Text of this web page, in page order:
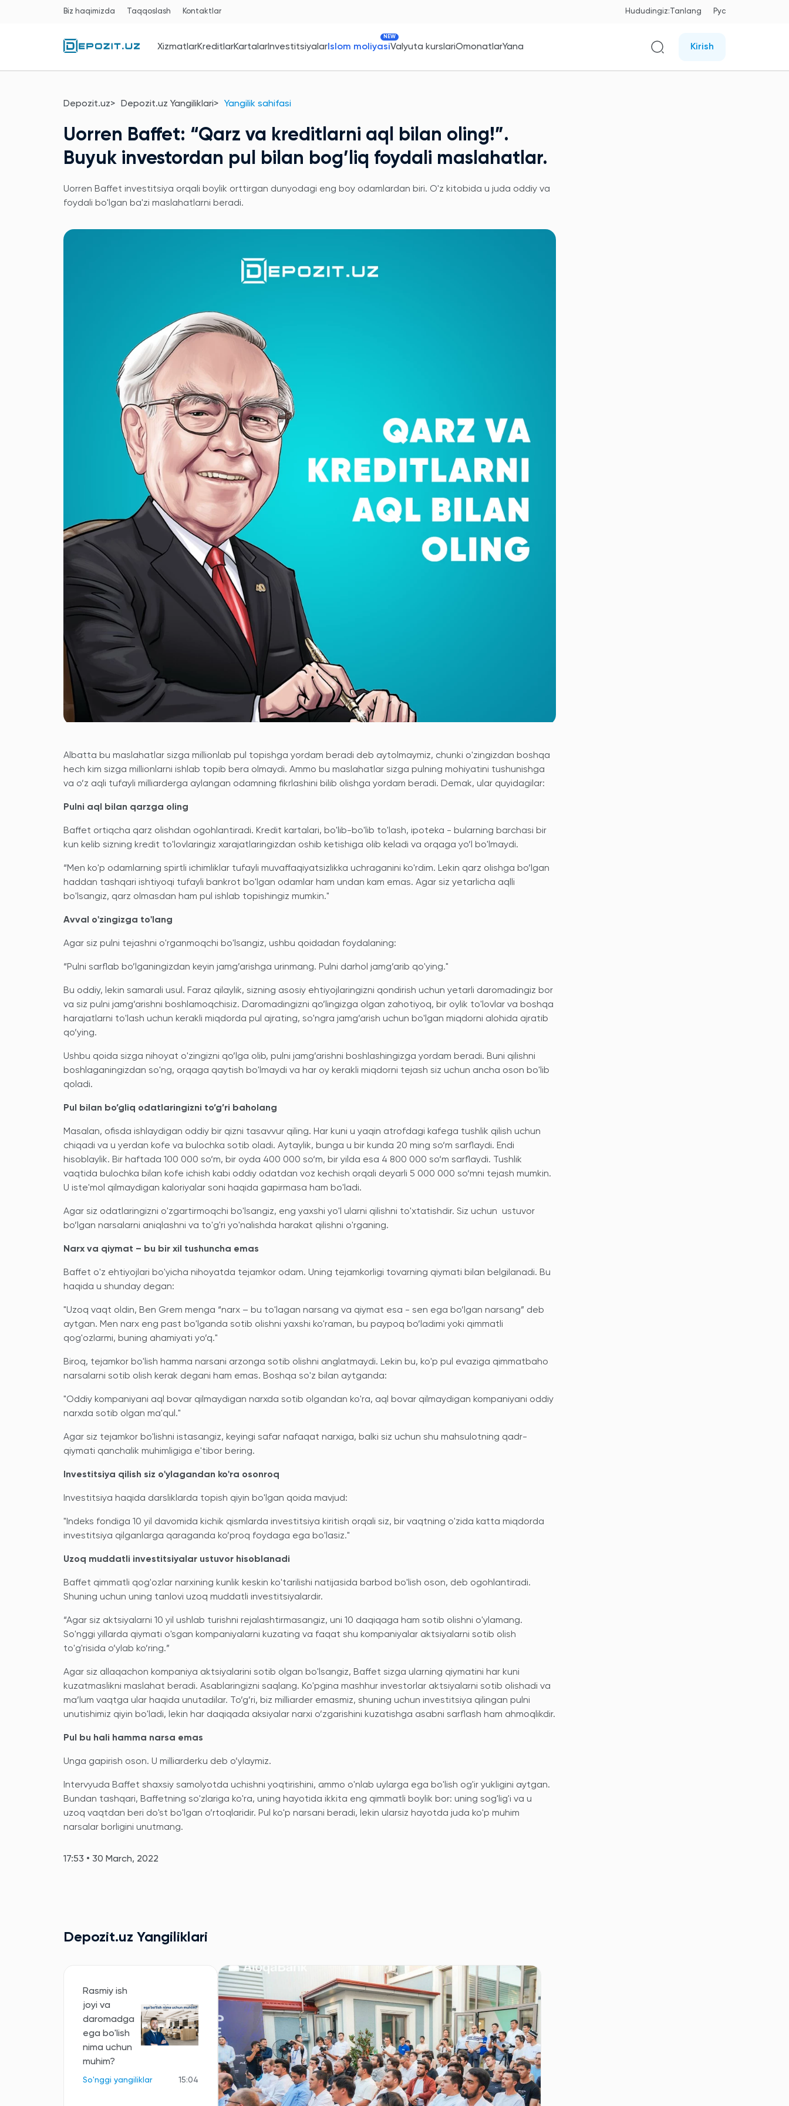
Biz haqimizda Taqqoslash Kontaktlar Hududingiz:Tanlang Рус
XizmatlarKreditlarKartalarInvestitsiyalarIslom moliyasi
NEW
Valyuta kurslariOmonatlarYana Kirish
Depozit.uz Depozit.uz Yangiliklari Yangilik sahifasi
Uorren Baffet: “Qarz va kreditlarni aql bilan oling!”.
Buyuk investordan pul bilan bog’liq foydali maslahatlar.
Uorren Baffet investitsiya orqali boylik orttirgan dunyodagi eng boy odamlardan biri. O'z kitobida u juda oddiy va
foydali bo'lgan ba'zi maslahatlarni beradi.
Albatta bu maslahatlar sizga millionlab pul topishga yordam beradi deb aytolmaymiz, chunki o'zingizdan boshqa
hech kim sizga millionlarni ishlab topib bera olmaydi. Ammo bu maslahatlar sizga pulning mohiyatini tushunishga
va o’z aqli tufayli milliarderga aylangan odamning fikrlashini bilib olishga yordam beradi. Demak, ular quyidagilar:
Pulni aql bilan qarzga oling
Baffet ortiqcha qarz olishdan ogohlantiradi. Kredit kartalari, bo'lib-bo'lib to'lash, ipoteka - bularning barchasi bir
kun kelib sizning kredit to'lovlaringiz xarajatlaringizdan oshib ketishiga olib keladi va orqaga yo’l bo'lmaydi.
“Men ko'p odamlarning spirtli ichimliklar tufayli muvaffaqiyatsizlikka uchraganini ko'rdim. Lekin qarz olishga bo’lgan
haddan tashqari ishtiyoqi tufayli bankrot bo'lgan odamlar ham undan kam emas. Agar siz yetarlicha aqlli
bo'lsangiz, qarz olmasdan ham pul ishlab topishingiz mumkin."
Avval o'zingizga to'lang
Agar siz pulni tejashni o'rganmoqchi bo'lsangiz, ushbu qoidadan foydalaning:
“Pulni sarflab bo’lganingizdan keyin jamg’arishga urinmang. Pulni darhol jamg’arib qo'ying."
Bu oddiy, lekin samarali usul. Faraz qilaylik, sizning asosiy ehtiyojlaringizni qondirish uchun yetarli daromadingiz bor
va siz pulni jamg’arishni boshlamoqchisiz. Daromadingizni qo’lingizga olgan zahotiyoq, bir oylik to'lovlar va boshqa
harajatlarni to'lash uchun kerakli miqdorda pul ajrating, so'ngra jamg’arish uchun bo'lgan miqdorni alohida ajratib
qo’ying.
Ushbu qoida sizga nihoyat o'zingizni qo’lga olib, pulni jamg’arishni boshlashingizga yordam beradi. Buni qilishni
boshlaganingizdan so'ng, orqaga qaytish bo'lmaydi va har oy kerakli miqdorni tejash siz uchun ancha oson bo'lib
qoladi.
Pul bilan bo’gliq odatlaringizni to’g’ri baholang
Masalan, ofisda ishlaydigan oddiy bir qizni tasavvur qiling. Har kuni u yaqin atrofdagi kafega tushlik qilish uchun
chiqadi va u yerdan kofe va bulochka sotib oladi. Aytaylik, bunga u bir kunda 20 ming so‘m sarflaydi. Endi
hisoblaylik. Bir haftada 100 000 so‘m, bir oyda 400 000 so‘m, bir yilda esa 4 800 000 so‘m sarflaydi. Tushlik
vaqtida bulochka bilan kofe ichish kabi oddiy odatdan voz kechish orqali deyarli 5 000 000 so‘mni tejash mumkin.
U iste'mol qilmaydigan kaloriyalar soni haqida gapirmasa ham bo'ladi.
Agar siz odatlaringizni o'zgartirmoqchi bo'lsangiz, eng yaxshi yo'l ularni qilishni to'xtatishdir. Siz uchun ustuvor
bo’lgan narsalarni aniqlashni va to'g'ri yo'nalishda harakat qilishni o'rganing.
Narx va qiymat – bu bir xil tushuncha emas
Baffet o'z ehtiyojlari bo'yicha nihoyatda tejamkor odam. Uning tejamkorligi tovarning qiymati bilan belgilanadi. Bu
haqida u shunday degan:
"Uzoq vaqt oldin, Ben Grem menga “narx – bu to'lagan narsang va qiymat esa - sen ega bo’lgan narsang” deb
aytgan. Men narx eng past bo'lganda sotib olishni yaxshi ko'raman, bu paypoq bo’ladimi yoki qimmatli
qog'ozlarmi, buning ahamiyati yo’q."
Biroq, tejamkor bo'lish hamma narsani arzonga sotib olishni anglatmaydi. Lekin bu, ko'p pul evaziga qimmatbaho
narsalarni sotib olish kerak degani ham emas. Boshqa so'z bilan aytganda:
"Oddiy kompaniyani aql bovar qilmaydigan narxda sotib olgandan ko'ra, aql bovar qilmaydigan kompaniyani oddiy
narxda sotib olgan ma'qul."
Agar siz tejamkor bo'lishni istasangiz, keyingi safar nafaqat narxiga, balki siz uchun shu mahsulotning qadr-
qiymati qanchalik muhimligiga e'tibor bering.
Investitsiya qilish siz o'ylagandan ko'ra osonroq
Investitsiya haqida darsliklarda topish qiyin bo'lgan qoida mavjud:
"Indeks fondiga 10 yil davomida kichik qismlarda investitsiya kiritish orqali siz, bir vaqtning o'zida katta miqdorda
investitsiya qilganlarga qaraganda ko’proq foydaga ega bo'lasiz."
Uzoq muddatli investitsiyalar ustuvor hisoblanadi
Baffet qimmatli qog'ozlar narxining kunlik keskin ko'tarilishi natijasida barbod bo'lish oson, deb ogohlantiradi.
Shuning uchun uning tanlovi uzoq muddatli investitsiyalardir.
“Agar siz aktsiyalarni 10 yil ushlab turishni rejalashtirmasangiz, uni 10 daqiqaga ham sotib olishni o'ylamang.
So'nggi yillarda qiymati o'sgan kompaniyalarni kuzating va faqat shu kompaniyalar aktsiyalarni sotib olish
to'g'risida o’ylab ko’ring.”
Agar siz allaqachon kompaniya aktsiyalarini sotib olgan bo'lsangiz, Baffet sizga ularning qiymatini har kuni
kuzatmaslikni maslahat beradi. Asablaringizni saqlang. Ko'pgina mashhur investorlar aktsiyalarni sotib olishadi va
ma’lum vaqtga ular haqida unutadilar. To’g’ri, biz milliarder emasmiz, shuning uchun investitsiya qilingan pulni
unutishimiz qiyin bo'ladi, lekin har daqiqada aksiyalar narxi o’zgarishini kuzatishga asabni sarflash ham ahmoqlikdir.
Pul bu hali hamma narsa emas
Unga gapirish oson. U milliarderku deb o’ylaymiz.
Intervyuda Baffet shaxsiy samolyotda uchishni yoqtirishini, ammo o'nlab uylarga ega bo'lish og'ir yukligini aytgan.
Bundan tashqari, Baffetning so'zlariga ko'ra, uning hayotida ikkita eng qimmatli boylik bor: uning sog'lig'i va u
uzoq vaqtdan beri do'st bo'lgan o’rtoqlaridir. Pul ko'p narsani beradi, lekin ularsiz hayotda juda ko'p muhim
narsalar borligini unutmang.
17:53 • 30 March, 2022
Depozit.uz Yangiliklari
Rasmiy ish
joyi va
daromadga
ega bo'lish
nima uchun
muhim?
So'nggi yangiliklar 15:04